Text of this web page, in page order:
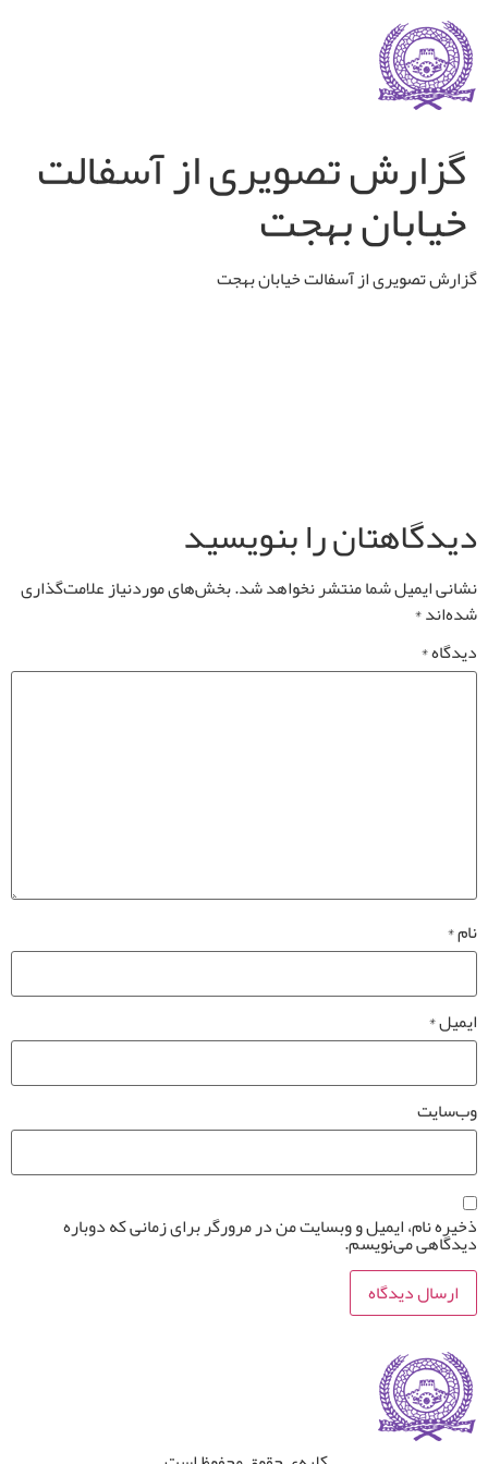
گزارش تصویری از آسفالت
خیابان بهجت
گزارش تصویری از آسفالت خیابان بهجت
دیدگاهتان را بنویسید
نشانی ایمیل شما منتشر نخواهد شد.بخش‌های موردنیاز علامت‌گذاری
شده‌اند*
دیدگاه*
نام*
ایمیل*
وب‌سایت
ذخیره نام، ایمیل و وبسایت من در مرورگر برای زمانی که دوباره
دیدگاهی می‌نویسم.